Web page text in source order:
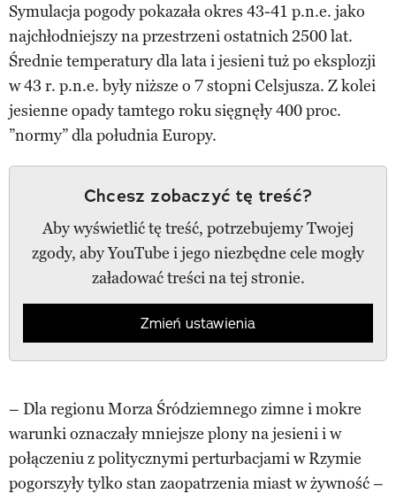
Symulacja pogody pokazała okres 43-41 p.n.e. jako
najchłodniejszy na przestrzeni ostatnich 2500 lat.
Średnie temperatury dla lata i jesieni tuż po eksplozji
w 43 r. p.n.e. były niższe o 7 stopni Celsjusza. Z kolei
jesienne opady tamtego roku sięgnęły 400 proc.
”normy” dla południa Europy.
Chcesz zobaczyć tę treść?
Aby wyświetlić tę treść, potrzebujemy Twojej
zgody, aby YouTube i jego niezbędne cele mogły
załadować treści na tej stronie.
Zmień ustawienia
– Dla regionu Morza Śródziemnego zimne i mokre
warunki oznaczały mniejsze plony na jesieni i w
połączeniu z politycznymi perturbacjami w Rzymie
pogorszyły tylko stan zaopatrzenia miast w żywność –